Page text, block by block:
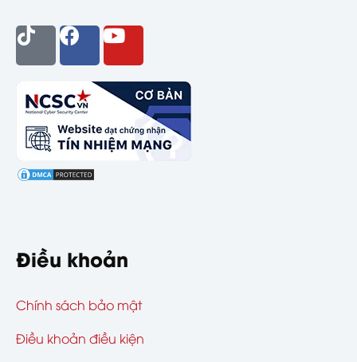
Điều khoản
Chính sách bảo mật
Điều khoản điều kiện